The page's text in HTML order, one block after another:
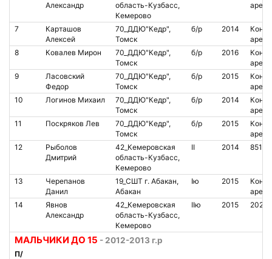
Александр
область-Кузбасс,
Кемерово
7
Карташов
Алексей
70_ДДЮ"Кедр",
Томск
б/р 2014
8
Ковалев Мирон
70_ДДЮ"Кедр",
Томск
б/р 2016
9
Ласовский
Федор
70_ДДЮ"Кедр",
Томск
б/р 2015
10
Логинов Михаил
70_ДДЮ"Кедр",
Томск
б/р 2014
11
Поскряков Лев
70_ДДЮ"Кедр",
Томск
б/р 2015
12
Рыболов
Дмитрий
42_Кемеровская
область-Кузбасс,
Кемерово
II 2014
13
Черепанов
Данил
19_СШТ г. Абакан,
Абакан
Iю 2015
14
Явнов
Александр
42_Кемеровская
область-Кузбасс,
Кемерово
IIю 2015
МАЛЬЧИКИ ДО 15 - 2012-2013 г.р
П/